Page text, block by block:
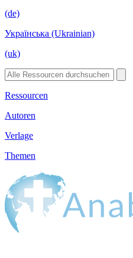
(de)
Українська (Ukrainian)
(uk)
Ressourcen
Autoren
Verlage
Themen